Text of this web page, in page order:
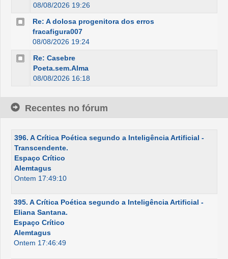
08/08/2026 19:26
Re: A dolosa progenitora dos erros
fracafigura007
08/08/2026 19:24
Re: Casebre
Poeta.sem.Alma
08/08/2026 16:18
Recentes no fórum
396. A Crítica Poética segundo a Inteligência Artificial -
Transcendente.
Espaço Crítico
Alemtagus
Ontem 17:49:10
395. A Crítica Poética segundo a Inteligência Artificial -
Eliana Santana.
Espaço Crítico
Alemtagus
Ontem 17:46:49